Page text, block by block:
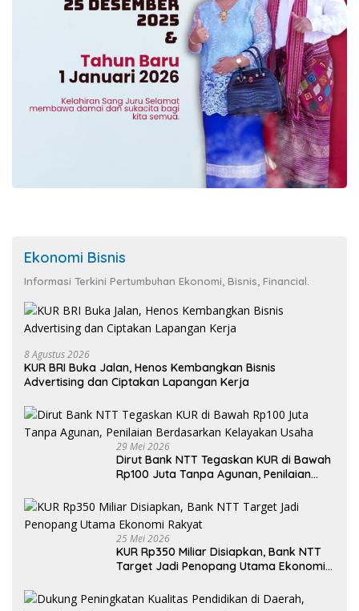
Ekonomi Bisnis
Informasi Terkini Pertumbuhan Ekonomi, Bisnis, Financial.
8 Agustus 2026
KUR BRI Buka Jalan, Henos Kembangkan Bisnis
Advertising dan Ciptakan Lapangan Kerja
29 Mei 2026
Dirut Bank NTT Tegaskan KUR di Bawah
Rp100 Juta Tanpa Agunan, Penilaian
25 Mei 2026
KUR Rp350 Miliar Disiapkan, Bank NTT
Target Jadi Penopang Utama Ekonomi